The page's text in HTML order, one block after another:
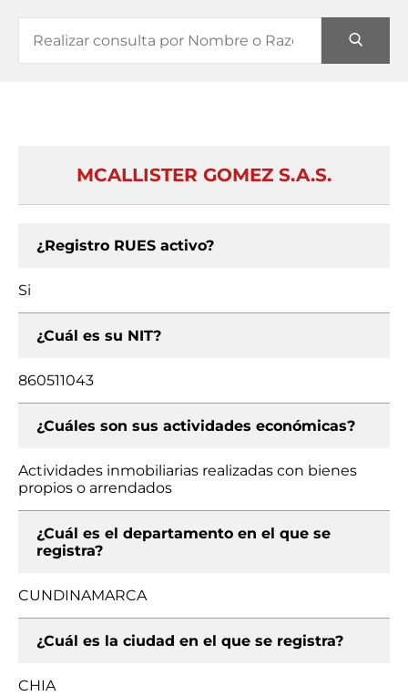
MCALLISTER GOMEZ S.A.S.
¿Registro RUES activo?
Si
¿Cuál es su NIT?
860511043
¿Cuáles son sus actividades económicas?
Actividades inmobiliarias realizadas con bienes
propios o arrendados
¿Cuál es el departamento en el que se
registra?
CUNDINAMARCA
¿Cuál es la ciudad en el que se registra?
CHIA